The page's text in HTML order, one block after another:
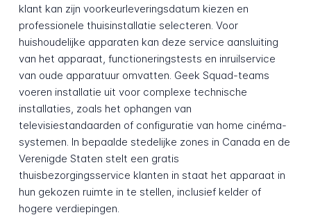
klant kan zijn voorkeurleveringsdatum kiezen en
professionele thuisinstallatie selecteren. Voor
huishoudelijke apparaten kan deze service aansluiting
van het apparaat, functioneringstests en inruilservice
van oude apparatuur omvatten. Geek Squad-teams
voeren installatie uit voor complexe technische
installaties, zoals het ophangen van
televisiestandaarden of configuratie van home cinéma-
systemen. In bepaalde stedelijke zones in Canada en de
Verenigde Staten stelt een gratis
thuisbezorgingsservice klanten in staat het apparaat in
hun gekozen ruimte in te stellen, inclusief kelder of
hogere verdiepingen.